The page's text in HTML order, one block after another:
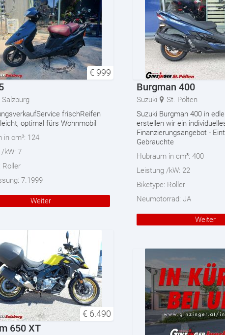
€ 999
Salzburg
frischReifen
optimal fürs Wohnmobil
in cm³: 124
kW: 7
Roller
7.1999
Weiter
Burgman 400
Suzuki
St. Pölten
Suzuki Burgman 400 in
erstellen wir ein
Finanzierungsangebot -
Gebrauchte
Hubraum in cm³: 400
Leistung /kW: 22
Biketype: Roller
Neumotorrad: JA
Weiter
€ 6.490
650 XT